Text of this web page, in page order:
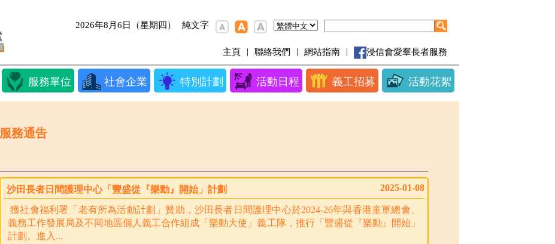
2026年8月6日（星期四） 純文字
主頁 | 聯絡我們 | 網站指南 | 浸信會愛羣長者服務
服務單位 社會企業 特別計劃 活動日程 義工招募 活動花絮
服務通告
沙田長者日間護理中心「豐盛從『樂動』開始」計劃 2025-01-08
獲社會福利署「老有所為活動計劃」贊助，沙田長者日間護理中心於2024-26年與香港童軍總會、
義務工作發展局及不同地區個人義工合作組成「樂動大使」義工隊，推行「豐盛從『樂動』開始」
計劃。進入...